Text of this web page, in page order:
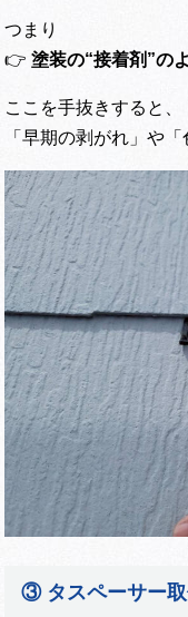
つまり
👉塗装の“接着剤”の
ここを手抜きすると、
「早期の剥がれ」や
③ タスペーサー取